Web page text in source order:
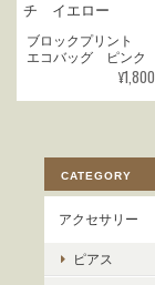
ブロックプリント
エコバッグ ピンク
¥1,800
CATEGORY
アクセサリー
ピアス